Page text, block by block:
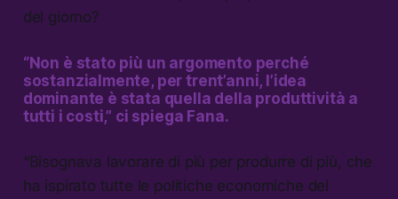
del giorno?
“Non è stato più un argomento perché
sostanzialmente, per trent’anni, l’idea
dominante è stata quella della produttività a
tutti i costi,” ci spiega Fana.
“Bisognava lavorare di più per produrre di più, che
ha ispirato tutte le politiche economiche del